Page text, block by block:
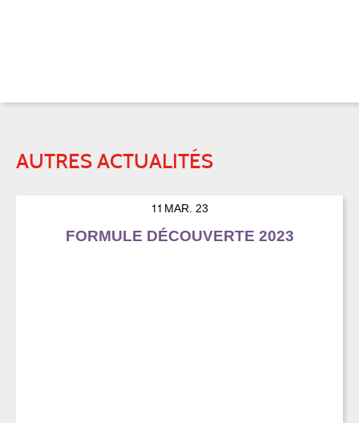
AUTRES ACTUALITÉS
11 MAR. 23
FORMULE DÉCOUVERTE 2023